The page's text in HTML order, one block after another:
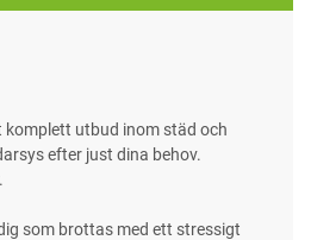
utbud inom städ och
efter just dina behov.
som brottas med ett stressigt